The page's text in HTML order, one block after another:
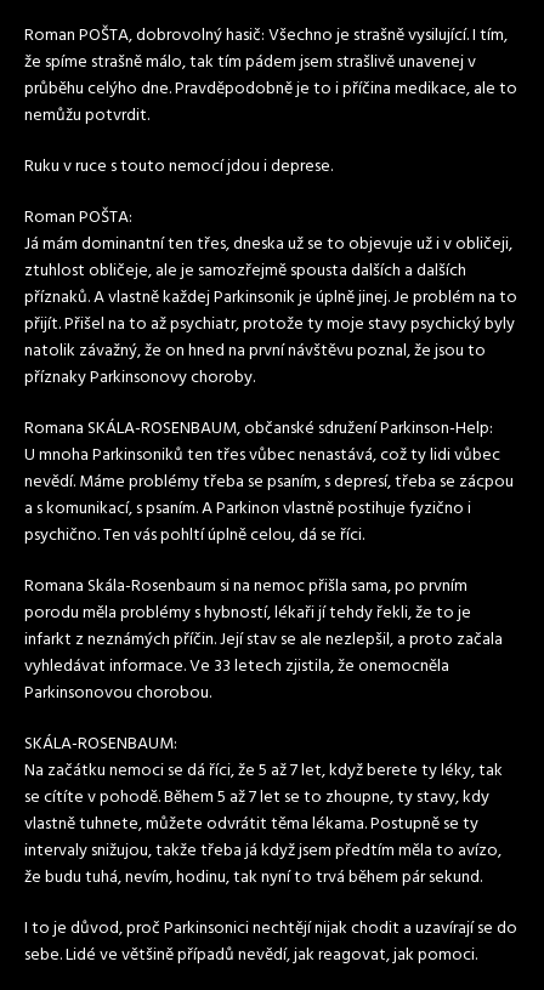
Roman POŠTA, dobrovolný hasič: Všechno je strašně vysilující. I tím,
že spíme strašně málo, tak tím pádem jsem strašlivě unavenej v
průběhu celýho dne. Pravděpodobně je to i příčina medikace, ale to
nemůžu potvrdit.
Ruku v ruce s touto nemocí jdou i deprese.
Roman POŠTA:
Já mám dominantní ten třes, dneska už se to objevuje už i v obličeji,
ztuhlost obličeje, ale je samozřejmě spousta dalších a dalších
příznaků. A vlastně každej Parkinsonik je úplně jinej. Je problém na to
přijít. Přišel na to až psychiatr, protože ty moje stavy psychický byly
natolik závažný, že on hned na první návštěvu poznal, že jsou to
příznaky Parkinsonovy choroby.
Romana SKÁLA-ROSENBAUM, občanské sdružení Parkinson-Help:
U mnoha Parkinsoniků ten třes vůbec nenastává, což ty lidi vůbec
nevědí. Máme problémy třeba se psaním, s depresí, třeba se zácpou
a s komunikací, s psaním. A Parkinon vlastně postihuje fyzično i
psychično. Ten vás pohltí úplně celou, dá se říci.
Romana Skála-Rosenbaum si na nemoc přišla sama, po prvním
porodu měla problémy s hybností,lékařijí tehdy řekli, že to je
infarkt z neznámých příčin. Její stav se ale nezlepšil, a proto začala
vyhledávat informace. Ve 33 letech zjistila, že onemocněla
Parkinsonovou chorobou.
SKÁLA-ROSENBAUM:
Na začátku nemoci se dá říci, že 5 až 7 let, když berete tyléky, tak
se cítíte v pohodě. Během 5 až 7 let se to zhoupne, ty stavy, kdy
vlastně tuhnete, můžete odvrátit těma lékama. Postupně se ty
intervaly snižujou, takže třeba já když jsem předtím měla to avízo,
že budu tuhá, nevím, hodinu, tak nyní to trvá během pár sekund.
I to je důvod, proč Parkinsonici nechtějí nijak chodit a uzavírají se do
sebe. Lidé ve většině případů nevědí, jak reagovat, jak pomoci.